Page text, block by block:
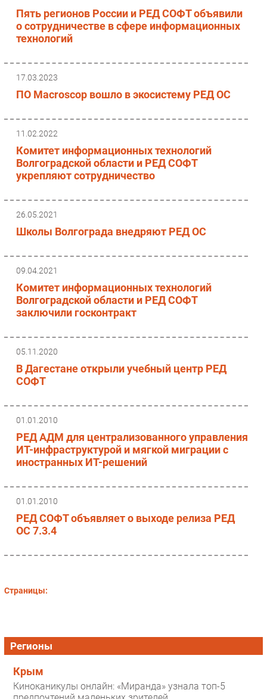
Пять регионов России и РЕД СОФТ объявили
о сотрудничестве в сфере информационных
технологий
17.03.2023
ПО Macroscop вошло в экосистему РЕД ОС
11.02.2022
Комитет информационных технологий
Волгоградской области и РЕД СОФТ
укрепляют сотрудничество
26.05.2021
Школы Волгограда внедряют РЕД ОС
09.04.2021
Комитет информационных технологий
Волгоградской области и РЕД СОФТ
заключили госконтракт
05.11.2020
В Дагестане открыли учебный центр РЕД
СОФТ
01.01.2010
РЕД АДМ для централизованного управления
ИТ-инфраструктурой и мягкой миграции с
иностранных ИТ-решений
01.01.2010
РЕД СОФТ объявляет о выходе релиза РЕД
ОС 7.3.4
Страницы:
Регионы
Крым
Киноканикулы онлайн: «Миранда» узнала топ-5